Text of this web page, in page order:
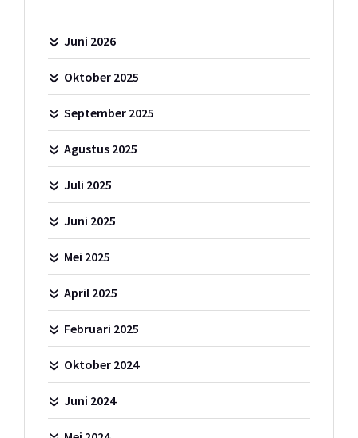
Juni 2026
Oktober 2025
September 2025
Agustus 2025
Juli 2025
Juni 2025
Mei 2025
April 2025
Februari 2025
Oktober 2024
Juni 2024